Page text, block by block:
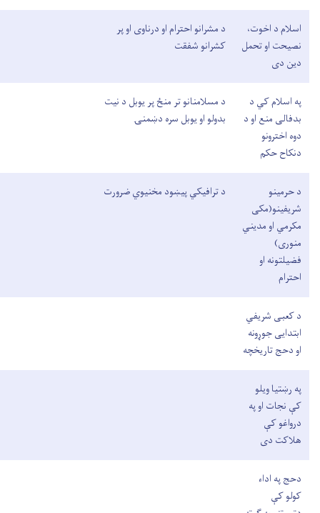
اسلام د اخوت،
نصیحت او تحمل
دین دی
د مشرانو احترام او درناوی او پر
کشرانو شفقت
په اسلام کي د
بدفالی منع او د
دوه اخترونو
دنکاح حکم
د مسلامنانو تر منځ پر یوبل د نیت
بدولو او یوبل سره دښمنۍ
د حرمینو
شریفینو(مکی
مکرمي او مدیني
منوری)
فضیلتونه او
احترام
د ترافیکي پیښود مخنیوي ضرورت
د کعبی شریفي
ابتدایی جوړونه
او دحج تاریخچه
په رښتیا ويلو
کې نجات او په
درواغو کې
هلاکت دی
دحج په اداء
کولو کې